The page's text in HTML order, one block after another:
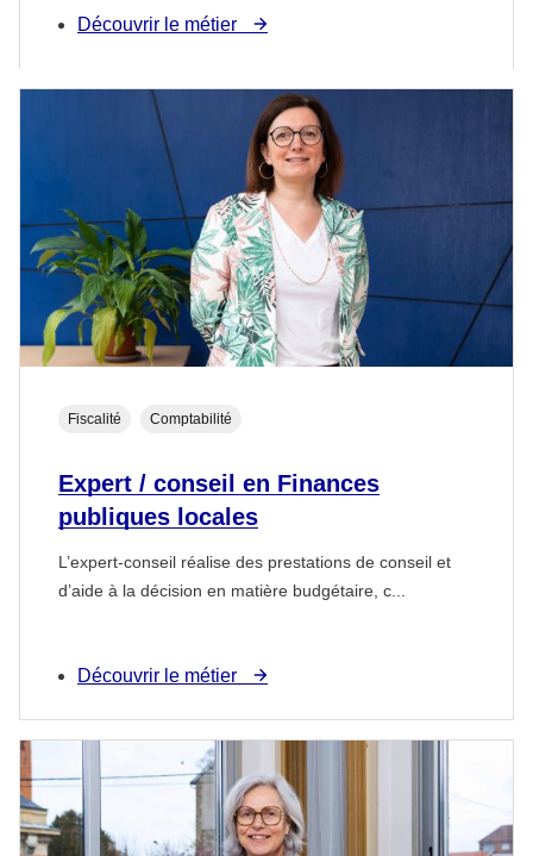
Découvrir le métier
Expert / conseil en Finances
publiques locales
L’expert-conseil réalise des prestations de conseil et
d’aide à la décision en matière budgétaire, c...
Fiscalité Comptabilité
Découvrir le métier